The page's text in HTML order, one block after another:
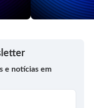
e notícias em